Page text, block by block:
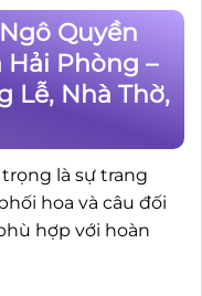
Quyền
Phòng –
Lễ, Nhà Thờ,
là sự trang
hoa và câu đối
hợp với hoàn